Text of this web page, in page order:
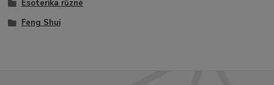
Esoterika různé
Feng Shui